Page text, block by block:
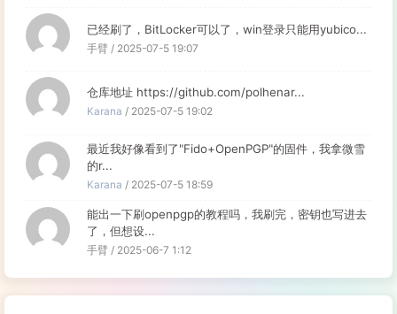
已经刷了，BitLocker可以了，win登录只能用yubico...
手臂 / 2025-07-5 19:07
仓库地址 https://github.com/polhenar...
Karana / 2025-07-5 19:02
最近我好像看到了"Fido+OpenPGP"的固件，我拿微雪
的r...
Karana / 2025-07-5 18:59
能出一下刷openpgp的教程吗，我刷完，密钥也写进去
了，但想设...
手臂 / 2025-06-7 1:12